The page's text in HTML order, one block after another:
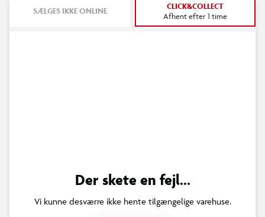
SÆLGES IKKE ONLINE CLICK&COLLECT
Afhent efter 1 time
Der skete en fejl...
Vi kunne desværre ikke hente tilgængelige varehuse.